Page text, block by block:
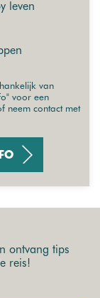
leven
van
voor een
neem contact met
ontvang tips
reis!